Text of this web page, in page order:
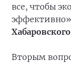
все, чтобы
Вторым